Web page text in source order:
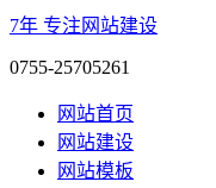
7年 专注网站建设
0755-25705261
网站首页
网站建设
网站模板